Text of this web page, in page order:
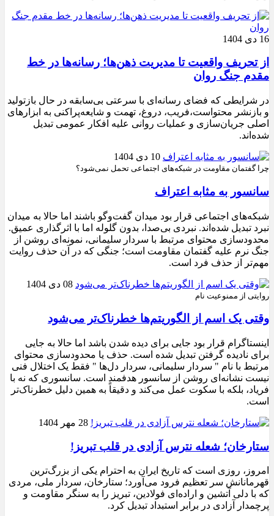
16 دی 1404
از تحریف واقعیت تا مدیریت ذهن‌ها؛ رسانه‌ها در خط
مقدم جنگ روان
در شرایطی که فضای رسانه‌ای با سرعتی بی‌سابقه در حال بازتولید
و بازنشر محتواست،فریب، دروغ، تهمت و شایعه‌پراکنی به ابزارهای
اصلی جریان‌سازی و عملیات روانی علیه افکار عمومی تبدیل
شده‌اند.
10 دی 1404
چرا گفتمان مقاومت در شبکه‌های اجتماعی تحمل نمی‌شود؟
سانسور به مثابه اعتراف
شبکه‌های اجتماعی قرار بود میدان گفت‌وگو باشند اما حالا به میدان
نبرد تبدیل شده‌اند. نبردی بی‌صدا، بدون گلوله اما با اثرگذاری عمیق.
محدودسازی محتوای مرتبط با سردار سلیمانی، نمونه‌ای روشن از
جنگ نرم علیه گفتمان مقاومت است؛ جنگی که در آن حذف روایت
مهم‌تر از حذف فرد است.
08 دی 1404
روایتی از ممنوعیت نام
وقتی یک اسم از الگوریتم‌ها خطرناک‌تر می‌شود
اینستاگرام قرار بود جایی برای دیده شدن باشد اما حالا به جایی
برای نادیده گرفتن تبدیل شده است. حذف یا محدودسازی محتوای
مرتبط با نام " سردار سلیمانی، سردار دل‌ها " فقط یک اختلال فنی
نیست نشانه‌ای روشن از سانسور هدفمند است. سانسوری که نه با
فریاد، بلکه با سکوت عمل می‌کند و دقیقاً به همین دلیل خطرناک‌تر
است.
28 مهر 1404
ستارخان؛ شعله نترس آزادی در قلب تبریز!
امروز، روزی است که تاریخ ایران به احترام یکی از بزرگ‌ترین
قهرمانانش سر تعظیم فرود می‌آورد؛ ستارخان، سردار ملی، مردی
که با دلی آتشین و اراده‌ای فولادین، تبریز را به سنگر مقاومت و
پرچمدار آزادی در برابر استبداد تبدیل کرد.